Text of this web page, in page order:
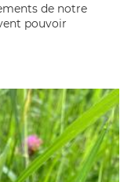
de notre
pouvoir